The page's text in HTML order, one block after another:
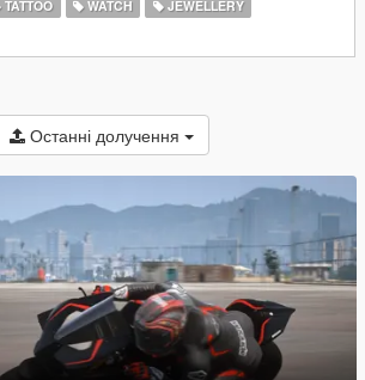
TATTOO WATCH
JEWELLERY
Останні долучення